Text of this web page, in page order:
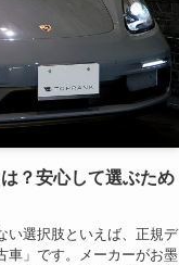
？安心して選ぶため
い選択肢といえば、正規デ
車」です。メーカーがお墨